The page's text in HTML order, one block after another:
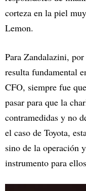
corteza en la piel
Lemon.
Para Zandalazini,
resulta fundamental
CFO, siempre fue
pasar para que la
contramedidas y no
el caso de Toyota,
sino de la operación
instrumento para